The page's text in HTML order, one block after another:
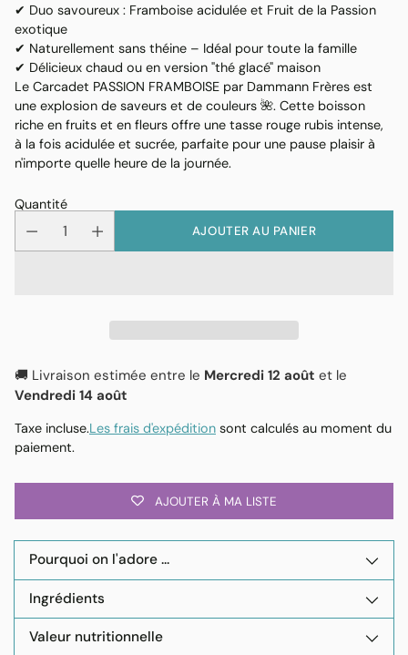
✔ Duo savoureux : Framboise acidulée et Fruit de la Passion
exotique
✔ Naturellement sans théine – Idéal pour toute la famille
✔ Délicieux chaud ou en version "thé glacé" maison
Le Carcadet PASSION FRAMBOISE par Dammann Frères est
une explosion de saveurs et de couleurs 🌺. Cette boisson
riche en fruits et en fleurs offre une tasse rouge rubis intense,
à la fois acidulée et sucrée, parfaite pour une pause plaisir à
n'importe quelle heure de la journée.
Quantité
AJOUTER AU PANIER
🚚 Livraison estimée entre le Mercredi 12 août et le
Vendredi 14 août
Taxe incluse.Les frais d'expédition sont calculés au moment du
paiement.
AJOUTER À MA LISTE
Pourquoi on l'adore ...
Ingrédients
Valeur nutritionnelle